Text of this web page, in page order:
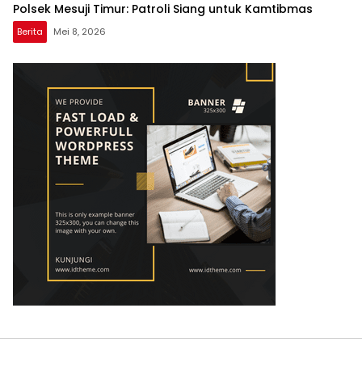
Polsek Mesuji Timur: Patroli Siang untuk Kamtibmas
Berita Mei 8, 2026